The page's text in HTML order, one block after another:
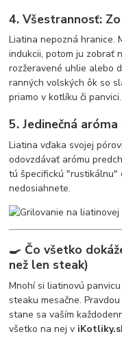
4. Všestrannosť:
Liatina nepozná hranice.
indukcii, potom ju zobrať
rozžeravené uhlie alebo
ranných volských ôk so
priamo v kotlíku či panvici.
5. Jedinečná
Liatina vďaka svojej
odovzdávať arómu
tú špecifickú "rustikálnu"
nedosiahnete.
🍳 Čo všetko
než len steak)
Mnohí si liatinovú
steaku mesačne.
stane sa vaším
všetko na nej v